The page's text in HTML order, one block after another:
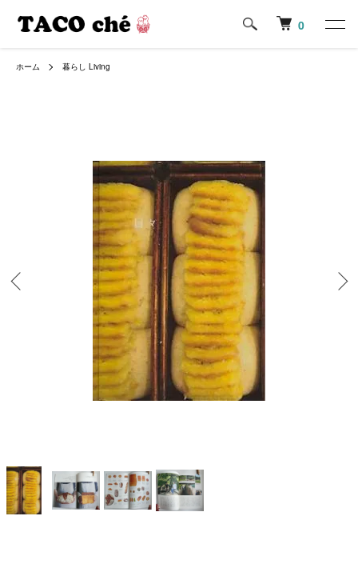
0
ホーム 暮らし Living